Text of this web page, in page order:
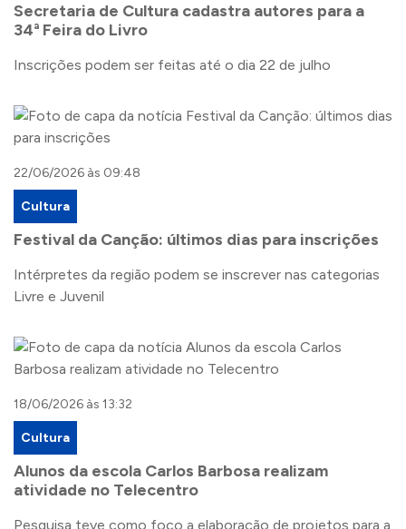
Secretaria de Cultura cadastra autores para a
34ª Feira do Livro
Inscrições podem ser feitas até o dia 22 de julho
22/06/2026 às 09:48
Cultura
Festival da Canção: últimos dias para inscrições
Intérpretes da região podem se inscrever nas categorias
Livre e Juvenil
18/06/2026 às 13:32
Cultura
Alunos da escola Carlos Barbosa realizam
atividade no Telecentro
Pesquisa teve como foco a elaboração de projetos para a